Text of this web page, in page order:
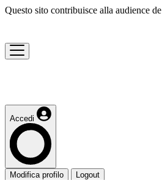
Questo sito contribuisce alla audience de
Accedi
Modifica profilo Logout